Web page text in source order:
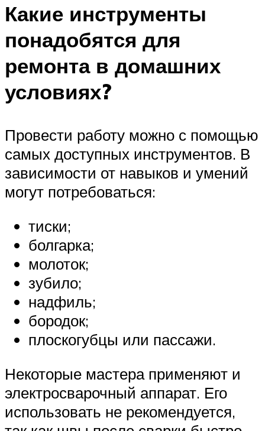
Какие инструменты
понадобятся для
ремонта в домашних
условиях?
Провести работу можно с помощью
самых доступных инструментов. В
зависимости от навыков и умений
могут потребоваться:
тиски;
болгарка;
молоток;
зубило;
надфиль;
бородок;
плоскогубцы или пассажи.
Некоторые мастера применяют и
электросварочный аппарат. Его
использовать не рекомендуется,